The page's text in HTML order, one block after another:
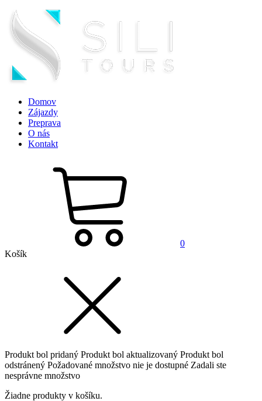
Domov
Zájazdy
Preprava
O nás
Kontakt
0
Košík
Produkt bol pridaný Produkt bol aktualizovaný Produkt bol
odstránený Požadované množstvo nie je dostupné Zadali ste
nesprávne množstvo
Žiadne produkty v košíku.